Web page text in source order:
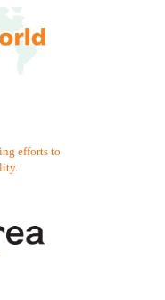
efforts to